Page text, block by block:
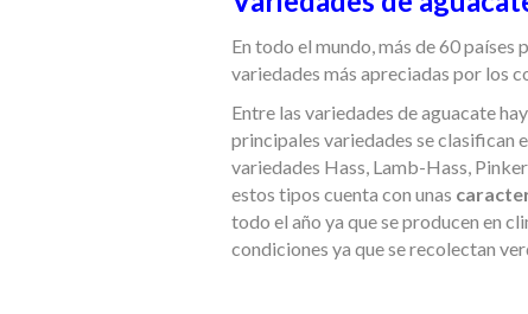
En todo el mundo, más de 60
variedades más apreciadas por los
Entre las variedades de aguacate
principales variedades se clasifican
variedades Hass, Lamb-Hass,
estos tipos cuenta con unas
todo el año ya que se producen en
condiciones ya que se recolectan